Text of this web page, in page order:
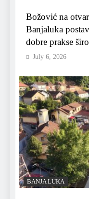
Božović na
Banjaluka
dobre prakse
July 6, 2026
BANJA LUKA